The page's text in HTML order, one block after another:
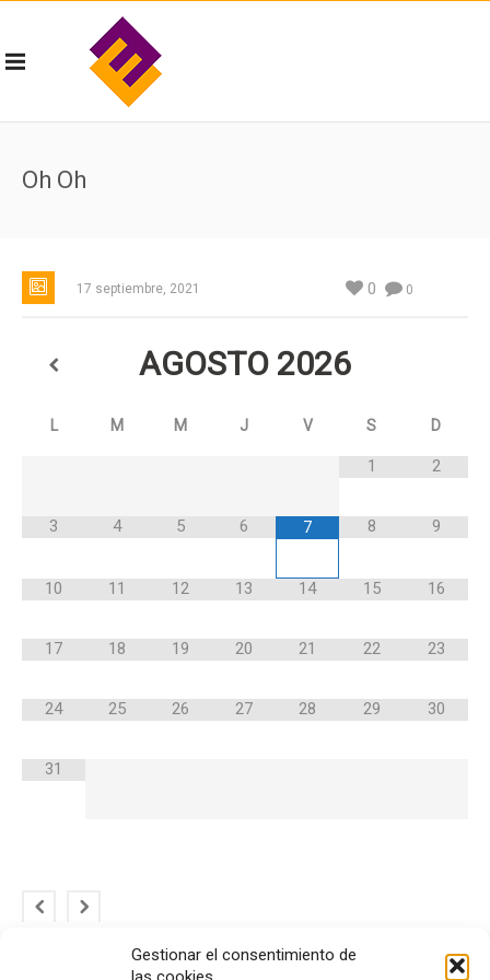
Gestionar el consentimiento de
Oh Oh
17 septiembre, 2021 0
0
AGOSTO 2026
L M M J V S D
1 2
3 4 5 6 7 8 9
10 11 12 13 14 15 16
17 18 19 20 21 22 23
24 25 26 27 28 29 30
31